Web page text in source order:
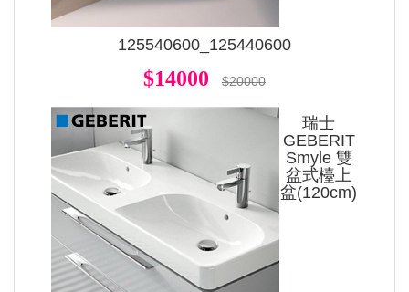
125540600_125440600
$14000 $20000
瑞士
GEBERIT
Smyle 雙
盆式檯上
盆(120cm)